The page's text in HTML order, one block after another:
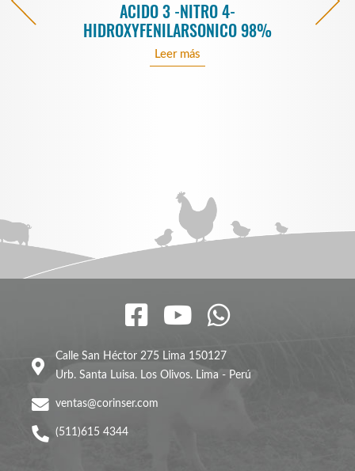
ACIDO 3 -NITRO 4-
HIDROXYFENILARSONICO 98%
Leer más
Calle San Héctor 275 Lima 150127
Urb. Santa Luisa. Los Olivos. Lima - Perú
ventas@corinser.com
(511)615 4344